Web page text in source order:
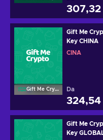
307,32
Gift Me Crypto
Gift Me
Key CHINA
CINA
Da
324,54
Gift Me
Key